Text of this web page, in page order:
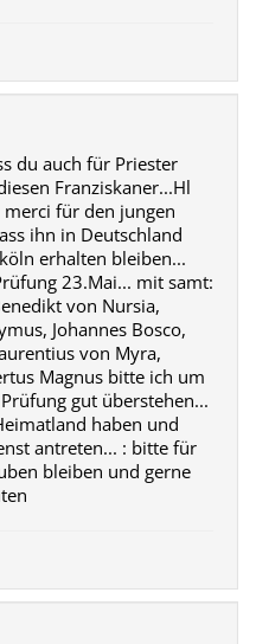
du auch für Priester
Franziskaner...Hl
für den jungen
ihn in Deutschland
erhalten bleiben...
23.Mai... mit samt:
von Nursia,
Johannes Bosco,
von Myra,
Magnus bitte ich um
gut überstehen...
haben und
antreten... : bitte für
bleiben und gerne